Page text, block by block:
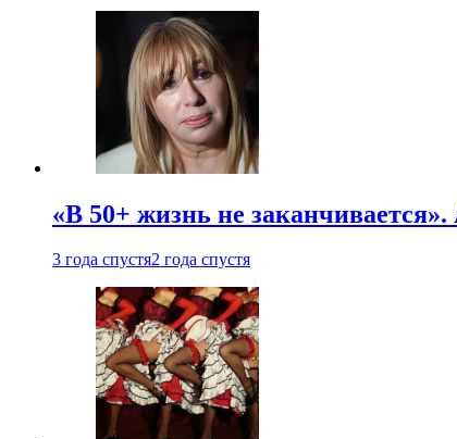
«В 50+ жизнь не
3 года спустя2 года спустя